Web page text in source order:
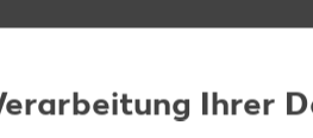
einrühren, die Gelatine
Ihrer